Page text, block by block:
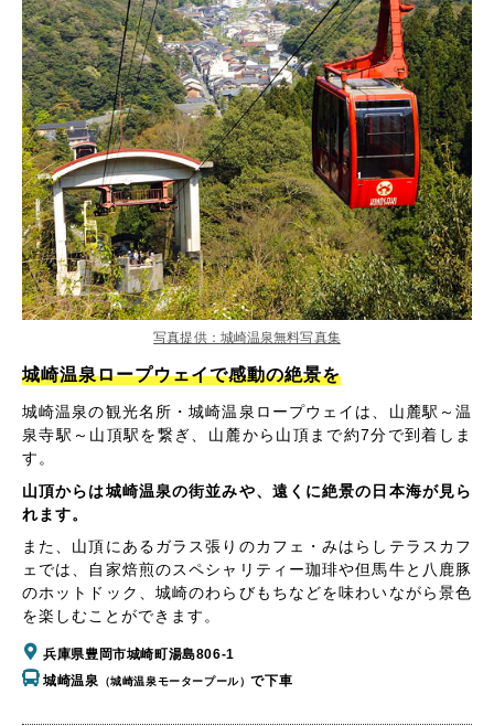
写真提供：城崎温泉無料写真集
城崎温泉ロープウェイで感動の絶景を
城崎温泉の観光名所・城崎温泉ロープウェイは、山麓駅～温
泉寺駅～山頂駅を繋ぎ、山麓から山頂まで約7分で到着しま
す。
山頂からは城崎温泉の街並みや、遠くに絶景の日本海が見ら
れます。
また、山頂にあるガラス張りのカフェ・みはらしテラスカフ
ェでは、自家焙煎のスペシャリティー珈琲や但馬牛と八鹿豚
のホットドック、城崎のわらびもちなどを味わいながら景色
を楽しむことができます。
兵庫県豊岡市城崎町湯島806-1
城崎温泉 （城崎温泉モータープール）で下車